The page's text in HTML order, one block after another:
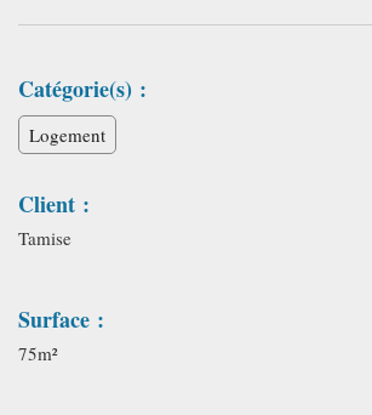
Catégorie(s) :
Logement
Client :
Tamise
Surface :
75m²